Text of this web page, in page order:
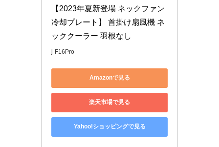
【2023年夏新登場 ネックファン
冷却プレート】 首掛け扇風機 ネ
ッククーラー 羽根なし
j-F16Pro
Amazonで見る
楽天市場で見る
Yahoo!ショッピングで見る